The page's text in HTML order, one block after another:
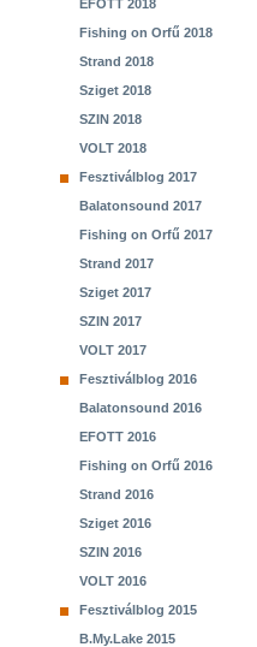
EFOTT 2018
Fishing on Orfű 2018
Strand 2018
Sziget 2018
SZIN 2018
VOLT 2018
Fesztiválblog 2017
Balatonsound 2017
Fishing on Orfű 2017
Strand 2017
Sziget 2017
SZIN 2017
VOLT 2017
Fesztiválblog 2016
Balatonsound 2016
EFOTT 2016
Fishing on Orfű 2016
Strand 2016
Sziget 2016
SZIN 2016
VOLT 2016
Fesztiválblog 2015
B.My.Lake 2015